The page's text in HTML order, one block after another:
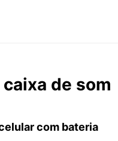
de som
com bateria